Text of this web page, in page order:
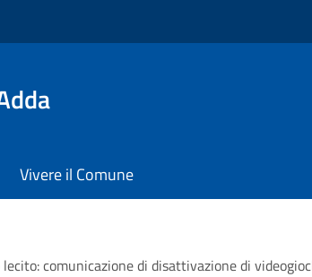
Vivere il Comune
comunicazione di disattivazione di